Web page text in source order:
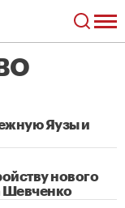
Яузы и
нового
Шевченко